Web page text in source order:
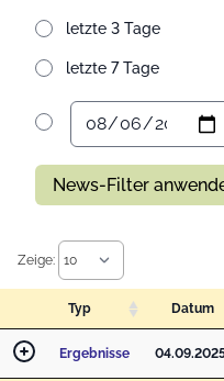
letzte 3 Tage
letzte 7 Tage
News-Filter
Zeige:
Typ Datum
Ergebnisse